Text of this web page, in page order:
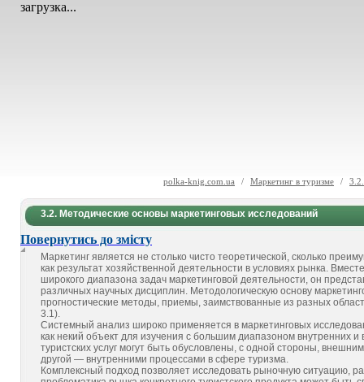
загрузка...
polka-knig.com.ua / Маркетинг в туризме /
3.2. Методические основы маркетинговых исследований
Повернутись до змісту
Маркетинг является не столько чисто теоретической, сколько
как результат хозяйственной деятельности в условиях рынка.
широкого диапазона задач маркетинговой деятельности, он
различных научных дисциплин. Методологическую основу
прогностические методы, приемы, заимствованные из разных
3.1).
Системный анализ широко применяется в маркетинговых
как некий объект для изучения с большим диапазоном внутренних
туристских услуг могут быть обусловлены, с одной стороны,
другой — внутренними процессами в сфере туризма.
Комплексный подход позволяет исследовать рыночную ситуацию,